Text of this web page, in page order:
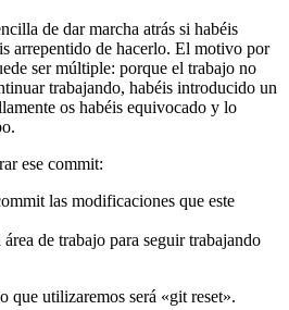
de dar marcha atrás si habéis
arrepentido de hacerlo. El motivo por
ser múltiple: porque el trabajo no
trabajando, habéis introducido un
os habéis equivocado y lo
ese commit:
las modificaciones que este
de trabajo para seguir trabajando
que utilizaremos será «git reset».